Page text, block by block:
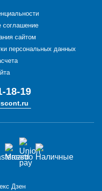
соглашение
сайтом
персональных данных
18-19
Дзен